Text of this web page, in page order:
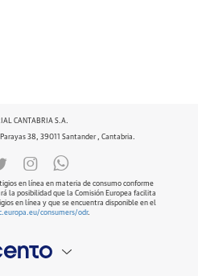
CANTABRIA S.A.
38, 39011 Santander , Cantabria.
en línea en materia de consumo conforme
la posibilidad que la Comisión Europea facilita
en línea y que se encuentra disponible en el
consumers/odr.